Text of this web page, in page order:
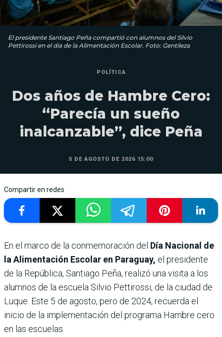
El presidente Santiago Peña compartió con alumnos del Silvio
Pettirossi en el día de la Alimentación Escolar. Foto: Gentileza
POLÍTICA
Dos años de Hambre Cero:
“Parecía un sueño
inalcanzable”, dice Peña
5 DE AGOSTO DE 2026 15:00
Compartir en redes
En el marco de la conmemoración del Día Nacional de
la Alimentación Escolar en Paraguay, el presidente
de la República, Santiago Peña, realizó una visita a los
alumnos de la escuela Silvio Pettirossi, de la ciudad de
Luque. Este 5 de agosto, pero de 2024, recuerda el
inicio de la implementación del programa Hambre cero
en las escuelas.